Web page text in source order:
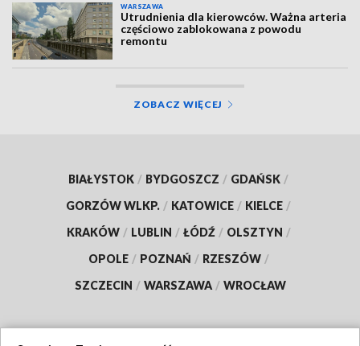
WARSZAWA
Utrudnienia dla kierowców. Ważna arteria
częściowo zablokowana z powodu
remontu
ZOBACZ WIĘCEJ
BIAŁYSTOK / BYDGOSZCZ / GDAŃSK /
GORZÓW WLKP. / KATOWICE / KIELCE /
KRAKÓW / LUBLIN / ŁÓDŹ / OLSZTYN /
OPOLE / POZNAŃ / RZESZÓW /
SZCZECIN / WARSZAWA / WROCŁAW